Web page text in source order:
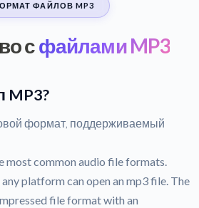
ФАЙЛОВ MP3
сфайлами MP3
MP3?
формат, поддерживаемый
most common audio file formats.
platform can open an mp3 file. The
file format with an